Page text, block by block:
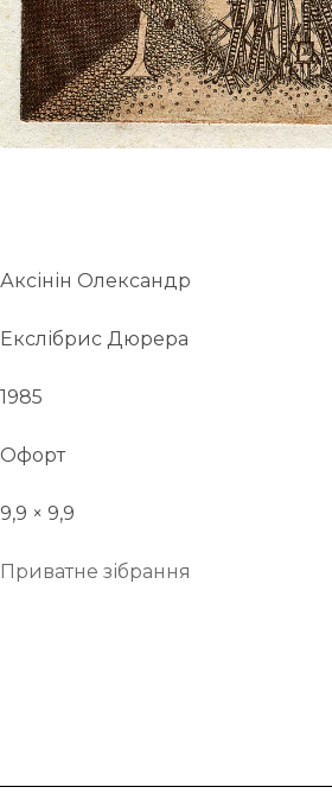
Аксінін Олександр
Екслібрис Дюрера
1985
Офорт
9,9 × 9,9
Приватне зібрання